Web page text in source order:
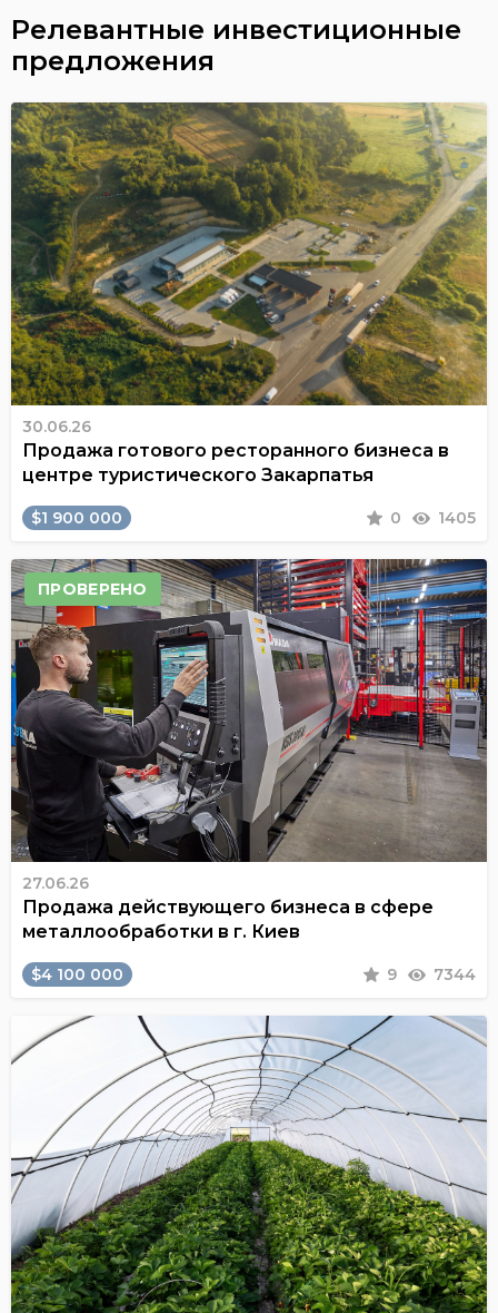
Релевантные инвестиционные
предложения
30.06.26
Продажа готового ресторанного бизнеса в
центре туристического Закарпатья
$1 900 000 0 1405
ПРОВЕРЕНО
27.06.26
Продажа действующего бизнеса в сфере
металлообработки в г. Киев
$4 100 000 9 7344